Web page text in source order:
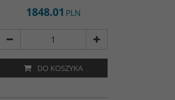
1848.01 PLN
DO KOSZYKA